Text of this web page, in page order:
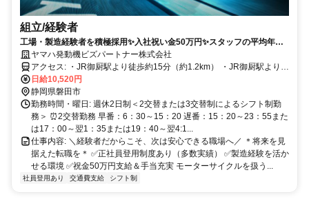
組立/経験者
工場・製造経験者を積極採用✨入社祝い金50万円✨スタッフの平均年齢
は30代
ヤマハ発動機ビズパートナー株式会社
アクセス: ・JR御厨駅より徒歩約15分（約1.2km） ・JR御厨駅よりタ
クシーで約5分（約1.2km） ・JR磐田駅よりタクシー約10分 ・JR磐
田駅前バスターミナル1番のりば遠鉄バス「城之崎経由磐田営業所」
行き「ヤマハ発動機前」下車
日給10,520円
静岡県磐田市
勤務時間・曜日: 週休2日制＜2交替または3交替制によるシフト制勤
務＞ ⏰2交替勤務 早番：6：30～15：20 遅番：15：20～23：55また
は17：00～翌1：35または19：40～翌4:1...
仕事内容: ＼経験者だからこそ、次は安心できる職場へ／ ＊将来を見
据えた転職を＊ ✅正社員登用制度あり（多数実績） ✅製造経験を活か
せる環境 ✅祝金50万円支給＆手当充実 モーターサイクルを扱う...
社員登用あり 交通費支給 シフト制